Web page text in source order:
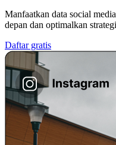
Manfaatkan data social
depan dan optimalkan
Daftar gratis